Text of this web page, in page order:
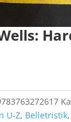
U-Z, Belletristik,